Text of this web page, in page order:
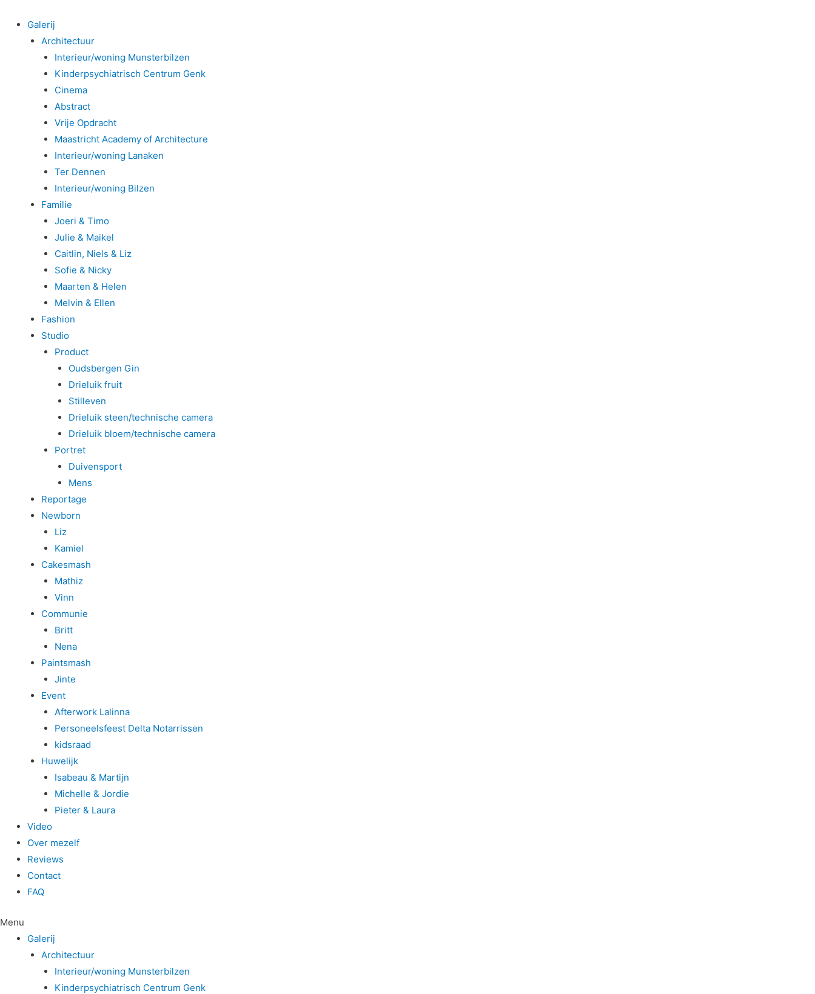
Galerij
Architectuur
Interieur/woning Munsterbilzen
Kinderpsychiatrisch Centrum Genk
Cinema
Abstract
Vrije Opdracht
Maastricht Academy of Architecture
Interieur/woning Lanaken
Ter Dennen
Interieur/woning Bilzen
Familie
Joeri & Timo
Julie & Maikel
Caitlin, Niels & Liz
Sofie & Nicky
Maarten & Helen
Melvin & Ellen
Fashion
Studio
Product
Oudsbergen Gin
Drieluik fruit
Stilleven
Drieluik steen/technische camera
Drieluik bloem/technische camera
Portret
Duivensport
Mens
Reportage
Newborn
Liz
Kamiel
Cakesmash
Mathiz
Vinn
Communie
Britt
Nena
Paintsmash
Jinte
Event
Afterwork Lalinna
Personeelsfeest Delta Notarrissen
kidsraad
Huwelijk
Isabeau & Martijn
Michelle & Jordie
Pieter & Laura
Video
Over mezelf
Reviews
Contact
FAQ
Menu
Galerij
Architectuur
Interieur/woning Munsterbilzen
Kinderpsychiatrisch Centrum Genk